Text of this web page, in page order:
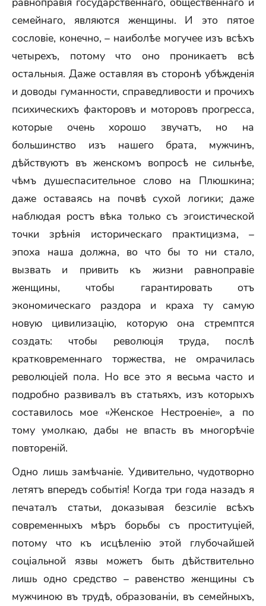
семейнаго, являются женщины. И это пятое
сословіе, конечно, – наиболѣе могучее изъ всѣхъ
четырехъ, потому что оно проникаетъ всѣ
остальныя. Даже оставляя въ сторонѣ убѣжденія
и доводы гуманности, справедливости и прочихъ
психическихъ факторовъ и моторовъ прогресса,
которые очень хорошо звучатъ, но на
большинство изъ нашего брата, мужчинъ,
дѣйствуютъ въ женскомъ вопросѣ не сильнѣе,
чѣмъ душеспасительное слово на Плюшкина;
даже оставаясь на почвѣ сухой логики; даже
наблюдая ростъ вѣка только съ эгоистической
точки зрѣнія историческаго практицизма, –
эпоха наша должна, во что бы то ни стало,
вызвать и привить къ жизни равноправіе
женщины, чтобы гарантировать отъ
экономическаго раздора и краха ту самую
новую цивилизацію, которую она стремптся
создать: чтобы революція труда, послѣ
кратковременнаго торжества, не омрачилась
революціей пола. Но все это я весьма часто и
подробно развивалъ въ статьяхъ, изъ которыхъ
составилось мое «Женское Нестроеніе», a по
тому умолкаю, дабы не впасть въ многорѣчіе
повтореній.
Одно лишь замѣчаніе. Удивительно, чудотворно
летятъ впередъ событія! Когда три года назадъ я
печаталъ статьи, доказывая безсиліе всѣхъ
современныхъ мѣръ борьбы съ проституціей,
потому что къ исцѣленію этой глубочайшей
соціальной язвы можетъ быть дѣйствительно
лишь одно средство – равенство женщины съ
мужчиною въ трудѣ, образованіи, въ семейныхъ,